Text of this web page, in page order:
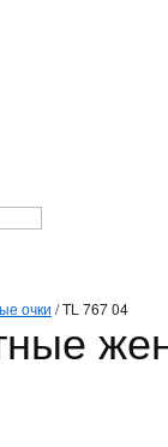
очки /TL 767 04